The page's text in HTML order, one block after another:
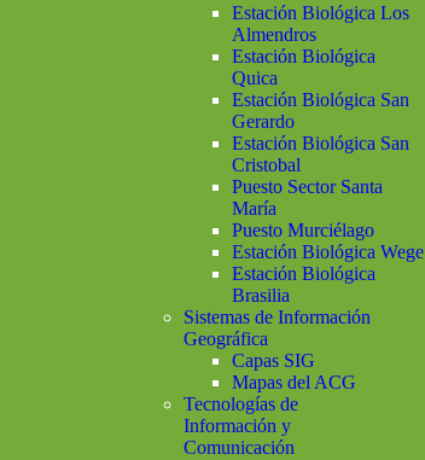
Estación Biológica Los
Almendros
Estación Biológica
Quica
Estación Biológica San
Gerardo
Estación Biológica San
Cristobal
Puesto Sector Santa
María
Puesto Murciélago
Estación Biológica Wege
Estación Biológica
Brasilia
Sistemas de Información
Geográfica
Capas SIG
Mapas del ACG
Tecnologías de
Información y
Comunicación